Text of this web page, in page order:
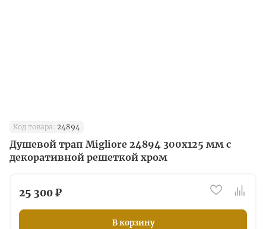
Код товара: 24894
Душевой трап Migliore 24894 300х125 мм с
декоративной решеткой хром
25 300 ₽
В корзину